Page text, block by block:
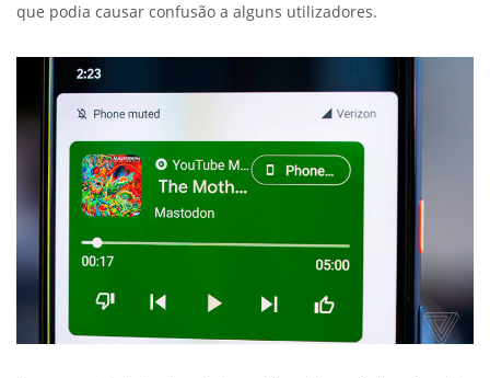
que podia causar confusão a alguns utilizadores.